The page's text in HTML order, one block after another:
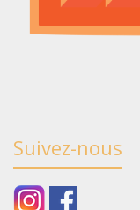
Suivez-nous